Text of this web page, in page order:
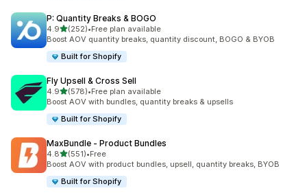
P: Quantity Breaks & BOGO
4.95つ星中
(252)
合計レビュー数：252件
•Free plan available
Boost AOV quantity breaks, quantity discount, BOGO & BYOB
Built for Shopify
Fly Upsell & Cross Sell
4.95つ星中
(578)
合計レビュー数：578件
•Free plan available
Boost AOV with bundles, quantity breaks & upsells
Built for Shopify
MaxBundle ‑ Product Bundles
4.85つ星中
(551)
合計レビュー数：551件
•Free
Boost AOV with product bundles, upsell, quantity breaks, BYOB
Built for Shopify